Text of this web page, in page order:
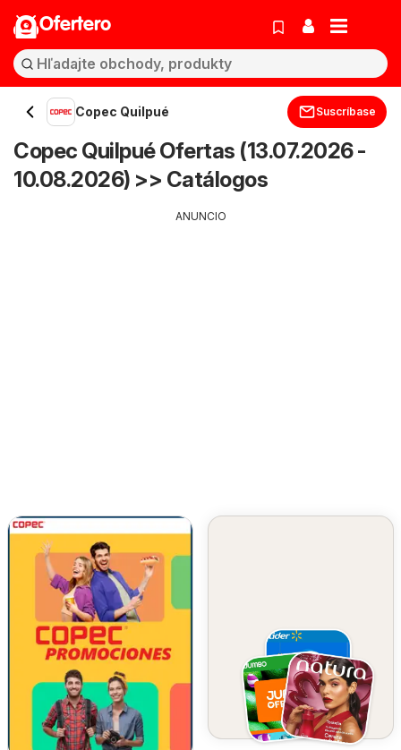
Ofertero
Copec Quilpué Suscríbase
Copec Quilpué Ofertas (13.07.2026 -
10.08.2026) >> Catálogos
ANUNCIO